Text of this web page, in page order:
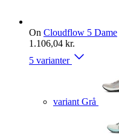
On Cloudflow 5 Dame
1.106,04 kr.
5 varianter
variant Grå